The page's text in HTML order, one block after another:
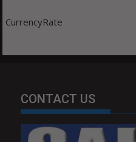
CurrencyRate
CONTACT US